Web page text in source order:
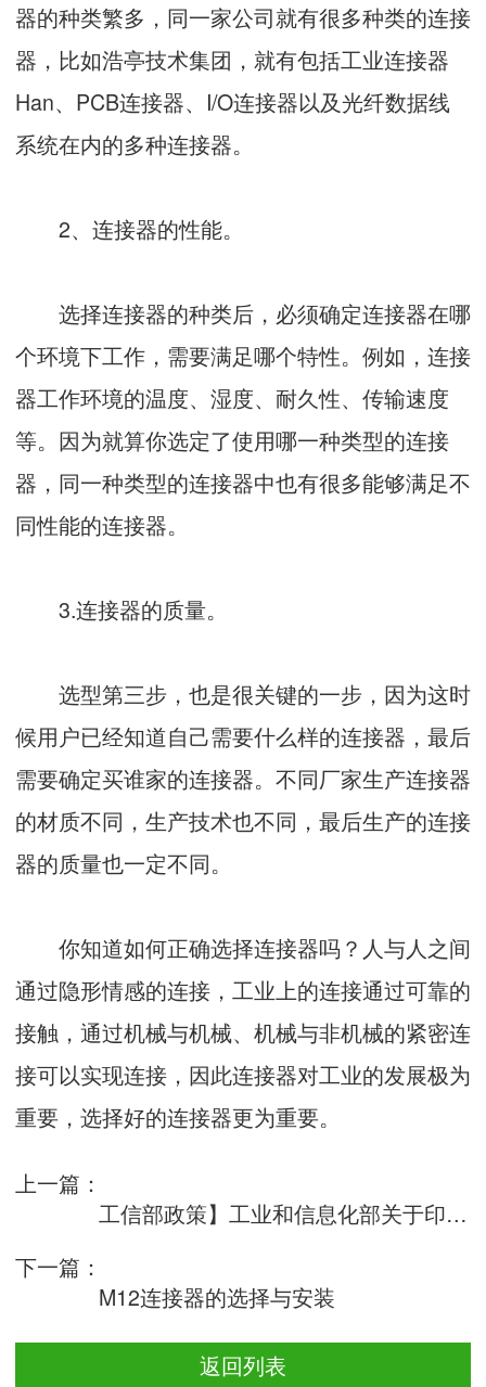
器的种类繁多，同一家公司就有很多种类的连接
器，比如浩亭技术集团，就有包括工业连接器
Han、PCB连接器、I/O连接器以及光纤数据线
系统在内的多种连接器。
2、连接器的性能。
选择连接器的种类后，必须确定连接器在哪
个环境下工作，需要满足哪个特性。例如，连接
器工作环境的温度、湿度、耐久性、传输速度
等。因为就算你选定了使用哪一种类型的连接
器，同一种类型的连接器中也有很多能够满足不
同性能的连接器。
3.连接器的质量。
选型第三步，也是很关键的一步，因为这时
候用户已经知道自己需要什么样的连接器，最后
需要确定买谁家的连接器。不同厂家生产连接器
的材质不同，生产技术也不同，最后生产的连接
器的质量也一定不同。
你知道如何正确选择连接器吗？人与人之间
通过隐形情感的连接，工业上的连接通过可靠的
接触，通过机械与机械、机械与非机械的紧密连
接可以实现连接，因此连接器对工业的发展极为
重要，选择好的连接器更为重要。
上一篇：
工信部政策】工业和信息化部关于印发《工业控制系统信息安全防护能力评估工
下一篇：
M12连接器的选择与安装
返回列表